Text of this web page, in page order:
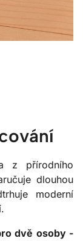
z přírodního
dlouhou
moderní
dvě osoby -